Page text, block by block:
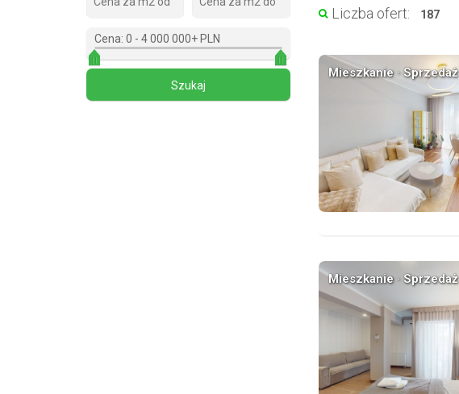
Cena: 0 - 4 000 000+ PLN
Liczba ofert: 187
Mieszkanie · Sprzedaż
Mieszkanie · Sprzedaż